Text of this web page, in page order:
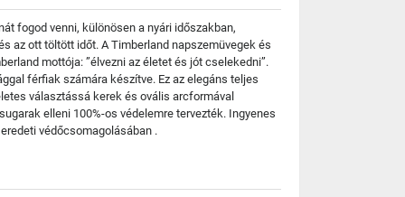
fogod venni, különösen a nyári időszakban,
az ott töltött időt. A Timberland napszemüvegek és
mottója: ”élvezni az életet és jót cselekedni”.
férfiak számára készítve. Ez az elegáns teljes
választássá kerek és ovális arcformával
elleni 100%-os védelemre tervezték. Ingyenes
védőcsomagolásában .